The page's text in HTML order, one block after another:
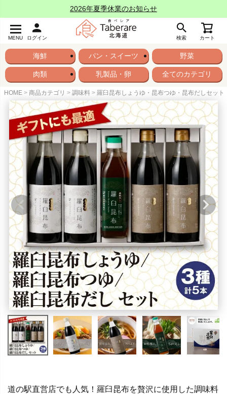
2026年夏季休業のお知らせ
MENU ログイン 検索 カート
海鮮 パン・スイーツ 野菜
肉類 乳製品・卵 全てのカテゴリ
HOME 商品カテゴリ 調味料 羅臼昆布しょうゆ・昆布つゆ・昆布だしセット
道の駅直営店でも人気！羅臼昆布を贅沢に使用した調味料